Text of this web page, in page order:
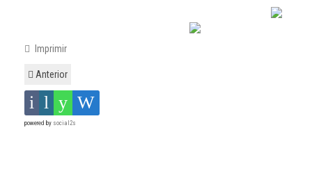
Imprimir
Anterior
powered by social2s